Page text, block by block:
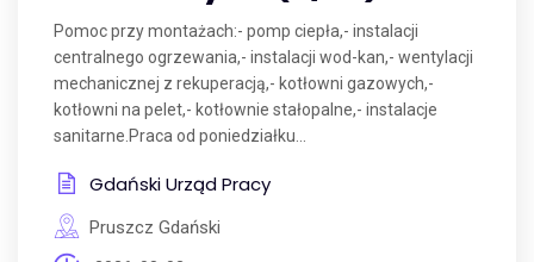
Pomoc przy montażach:- pomp ciepła,- instalacji
centralnego ogrzewania,- instalacji wod-kan,- wentylacji
mechanicznej z rekuperacją,- kotłowni gazowych,-
kotłowni na pelet,- kotłownie stałopalne,- instalacje
sanitarne.Praca od poniedziałku...
Gdański Urząd Pracy
Pruszcz Gdański